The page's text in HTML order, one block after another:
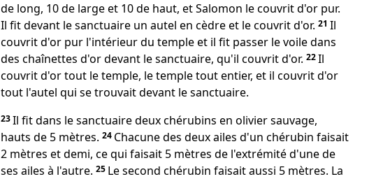
de long, 10 de large et 10 de haut, et Salomon le couvrit d'or pur.
Il fit devant le sanctuaire un autel en cèdre et le couvrit d'or. 21 Il
couvrit d'or pur l'intérieur du temple et il fit passer le voile dans
des chaînettes d'or devant le sanctuaire, qu'il couvrit d'or. 22Il
couvrit d'or tout le temple, le temple tout entier, et il couvrit d'or
tout l'autel qui se trouvait devant le sanctuaire.
23Il fit dans le sanctuaire deux chérubins en olivier sauvage,
hauts de 5 mètres. 24 Chacune des deux ailes d'un chérubin faisait
2 mètres et demi, ce qui faisait 5 mètres de l'extrémité d'une de
ses ailes à l'autre. 25 Le second chérubin faisait aussi 5 mètres. La